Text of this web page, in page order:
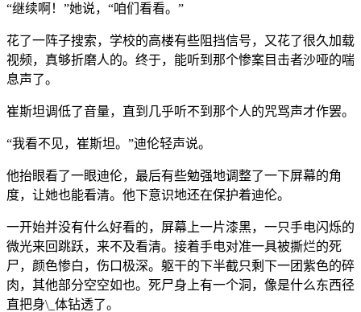
“继续啊！”她说，“咱们看看。”
花了一阵子搜索，学校的高楼有些阻挡信号，又花了很久加载
视频，真够折磨人的。终于，能听到那个惨案目击者沙哑的喘
息声了。
崔斯坦调低了音量，直到几乎听不到那个人的咒骂声才作罢。
“我看不见，崔斯坦。”迪伦轻声说。
他抬眼看了一眼迪伦，最后有些勉强地调整了一下屏幕的角
度，让她也能看清。他下意识地还在保护着迪伦。
一开始并没有什么好看的，屏幕上一片漆黑，一只手电闪烁的
微光来回跳跃，来不及看清。接着手电对准一具被撕烂的死
尸，颜色惨白，伤口极深。躯干的下半截只剩下一团紫色的碎
肉，其他部分空空如也。死尸身上有一个洞，像是什么东西径
直把身\_体钻透了。